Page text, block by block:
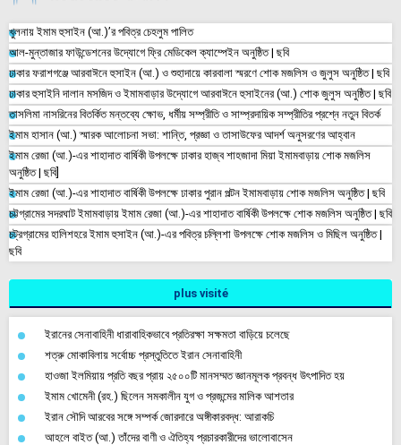
খুলনায় ইমাম হুসাইন (আ.)’র পবিত্র চেহলুম পালিত
আল-মুন্তাজার ফাউন্ডেশনের উদ্যোগে ফ্রি মেডিকেল ক্যাম্পেইন অনুষ্ঠিত | ছবি
ঢাকার ফরাশগঞ্জে আরবাঈনে হুসাইন (আ.) ও শুহাদায়ে কারবালা স্মরণে শোক মজলিস ও জুলুস অনুষ্ঠিত | ছবি
ঢাকার হুসাইনি দালান মসজিদ ও ইমামবাড়ার উদ্যোগে আরবাঈনে হুসাইনের (আ.) শোক জুলুস অনুষ্ঠিত | ছবি
তাসলিমা নাসরিনের বিতর্কিত মন্তব্যে ক্ষোভ, ধর্মীয় সম্প্রীতি ও সাম্প্রদায়িক সম্প্রীতির প্রশ্নে নতুন বিতর্ক
ইমাম হাসান (আ.) স্মারক আলোচনা সভা: শান্তি, প্রজ্ঞা ও তাসাউফের আদর্শ অনুসরণের আহ্বান
ইমাম রেজা (আ.)-এর শাহাদাত বার্ষিকী উপলক্ষে ঢাকার হাজ্ব শাহজাদা মিয়া ইমামবাড়ায় শোক মজলিস
অনুষ্ঠিত | ছবি]
ইমাম রেজা (আ.)-এর শাহাদাত বার্ষিকী উপলক্ষে ঢাকার পুরান পল্টন ইমামবাড়ায় শোক মজলিস অনুষ্ঠিত | ছবি
চট্টগ্রামের সদরঘাট ইমামবাড়ায় ইমাম রেজা (আ.)-এর শাহাদাত বার্ষিকী উপলক্ষে শোক মজলিস অনুষ্ঠিত | ছবি
চট্রগ্রামের হালিশহরে ইমাম হুসাইন (আ.)-এর পবিত্র চল্লিশা উপলক্ষে শোক মজলিস ও মিছিল অনুষ্ঠিত |
ছবি
plus visité
ইরানের সেনাবাহিনী ধারাবাহিকভাবে প্রতিরক্ষা সক্ষমতা বাড়িয়ে চলেছে
শত্রু মোকাবিলায় সর্বোচ্চ প্রস্তুতিতে ইরান সেনাবাহিনী
হাওজা ইলমিয়ায় প্রতি বছর প্রায় ২৫০০টি মানসম্মত জ্ঞানমূলক প্রবন্ধ উৎপাদিত হয়
ইমাম খোমেনী (রহ.) ছিলেন সমকালীন যুগ ও প্রজন্মের মালিক আশতার
ইরান সৌদি আরবের সঙ্গে সম্পর্ক জোরদারে অঙ্গীকারবদ্ধ: আরাকচি
আহলে বাইত (আ.) তাঁদের বাণী ও ঐতিহ্য প্রচারকারীদের ভালোবাসেন